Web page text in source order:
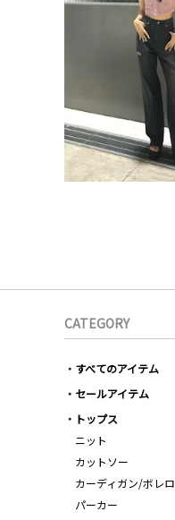
CATEGORY
すべてのアイテム
セールアイテム
トップス
ニット
カットソー
カーディガン/ボレロ
パーカー